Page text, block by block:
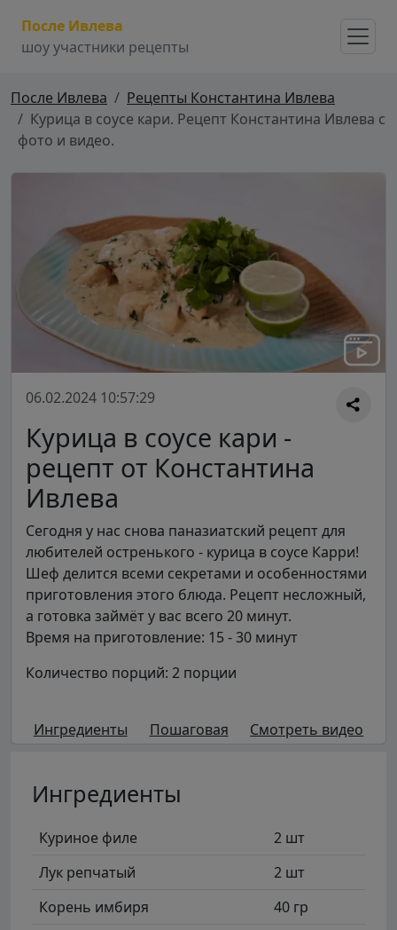
После Ивлева
шоу участники рецепты
После Ивлева
Рецепты Константина Ивлева
Курица в соусе кари. Рецепт Константина Ивлева с
фото и видео.
06.02.2024 10:57:29
Курица в соусе кари -
рецепт от Константина
Ивлева
Сегодня у нас снова паназиатский рецепт для
любителей остренького - курица в соусе Карри!
Шеф делится всеми секретами и особенностями
приготовления этого блюда. Рецепт несложный,
а готовка займёт у вас всего 20 минут.
Время на приготовление: 15 - 30 минут
Количество порций: 2 порции
Ингредиенты Пошаговая Смотреть видео
Ингредиенты
Куриное филе
2 шт
Лук репчатый
2 шт
Корень имбиря
40 гр